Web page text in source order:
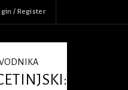
/ Register